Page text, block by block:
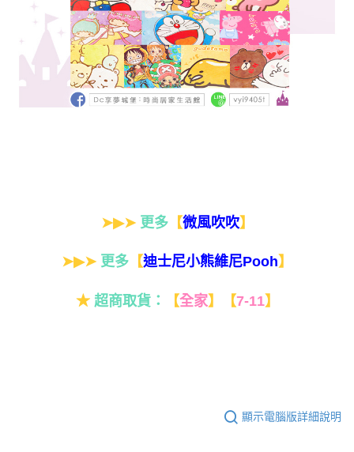
➤▶➤ 更多【微風吹吹】
➤▶➤ 更多 【迪士尼小熊維尼Pooh】
★ 超商取貨： 【全家】 【7-11】
顯示電腦版詳細說明